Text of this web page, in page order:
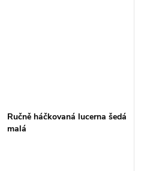
Ručně háčkovaná lucerna šedá
malá